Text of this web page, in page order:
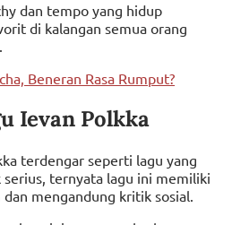
dan tempo yang hidup
di kalangan semua orang
Beneran Rasa Rumput?
Ievan Polkka
terdengar seperti lagu yang
ternyata lagu ini memiliki
mengandung kritik sosial.